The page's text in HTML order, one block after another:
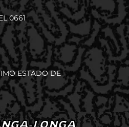
0661
ESTADO DE
LONGA